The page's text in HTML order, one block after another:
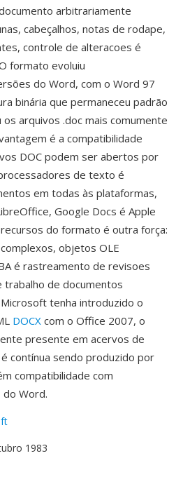
arbitrariamente
cabeçalhos, notas de rodape,
controle de alteracoes é
formato evoluiu
do Word, com o Word 97
binária que permaneceu padrão
arquivos .doc mais comumente
é a compatibilidade
DOC podem ser abertos por
de texto é
em todas às plataformas,
Google Docs é Apple
do formato é outra força:
objetos OLE
é rastreamento de revisoes
trabalho de documentos
tenha introduzido o
DOCX com o Office 2007, o
presente em acervos de
contínua sendo produzido por
compatibilidade com
do Word.
1983